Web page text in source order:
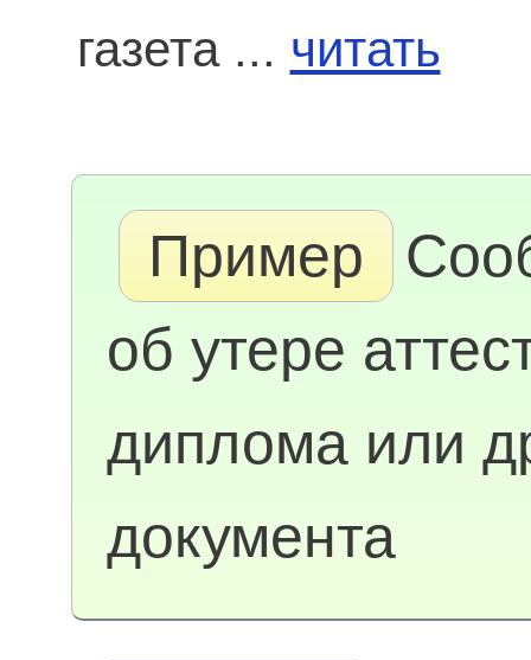
газета ... читать
Пример
об утере
диплома или
документа